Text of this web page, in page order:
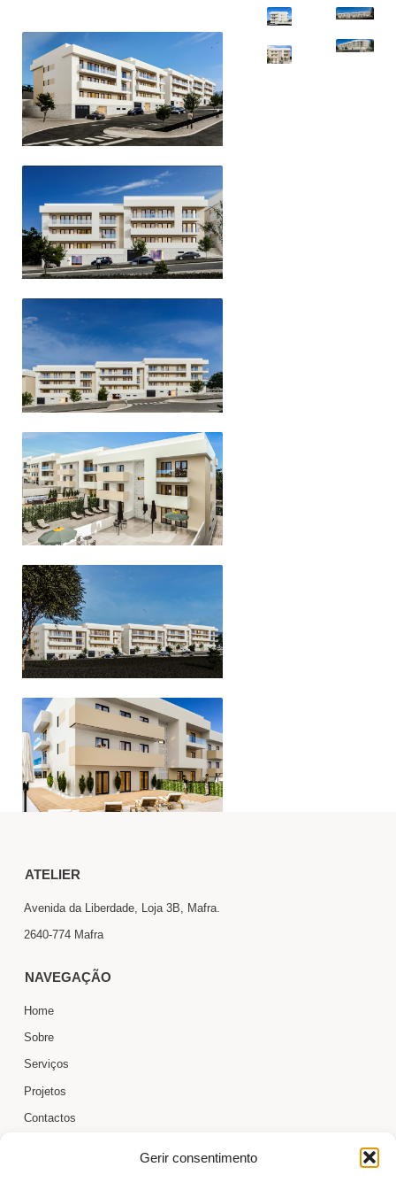
Gerir consentimento
ATELIER
Avenida da Liberdade, Loja 3B, Mafra.
2640-774 Mafra
NAVEGAÇÃO
Home
Sobre
Serviços
Projetos
Contactos